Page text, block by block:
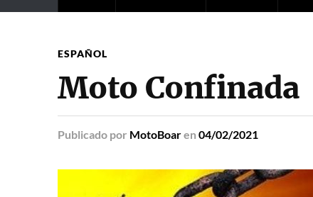
ESPAÑOL
Moto Confinada
Publicado por MotoBoaren 04/02/2021